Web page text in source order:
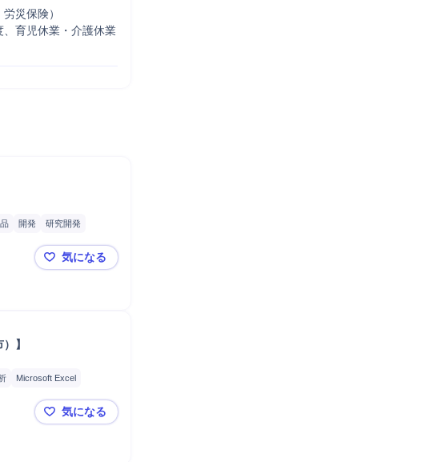
災保険）
育児休業・介護休業
開発
研究開発
帯電話/PC/PC周辺機器【亀田製菓株式会社】品質分析スペシャリスト
気になる
】
Microsoft Excel
【一正蒲鉾株式会社】栽培管理【栽培センター（阿賀野市）】
気になる